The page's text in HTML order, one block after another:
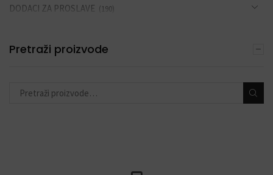
DODACI ZA PROSLAVE (190)
Pretraži proizvode